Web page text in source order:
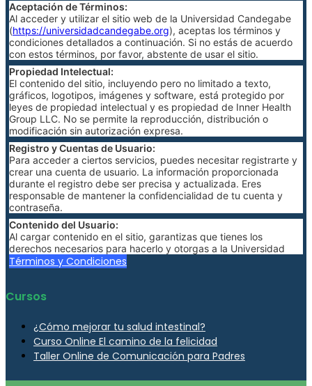
Aceptación de Términos:
Al acceder y utilizar el sitio web de la Universidad Candegabe
(https://universidadcandegabe.org), aceptas los términos y
condiciones detallados a continuación. Si no estás de acuerdo
con estos términos, por favor, abstente de usar el sitio.
Propiedad Intelectual:
El contenido del sitio, incluyendo pero no limitado a texto,
gráficos, logotipos, imágenes y software, está protegido por
leyes de propiedad intelectual y es propiedad de Inner Health
Group LLC. No se permite la reproducción, distribución o
modificación sin autorización expresa.
Registro y Cuentas de Usuario:
Para acceder a ciertos servicios, puedes necesitar registrarte y
crear una cuenta de usuario. La información proporcionada
durante el registro debe ser precisa y actualizada. Eres
responsable de mantener la confidencialidad de tu cuenta y
contraseña.
Contenido del Usuario:
Al cargar contenido en el sitio, garantizas que tienes los
derechos necesarios para hacerlo y otorgas a la Universidad
Candegabe una licencia no exclusiva para usar, reproducir,
modificar y distribuir dicho contenido.
Las tarifas y condiciones de pago para cursos o servicios
realizar un pago, aceptas cumplir con dichas condiciones.
Cancelación y Reembolso:
Las políticas de cancelación y reembolso se especificarán para
cada curso o servicio. Consulta estas políticas antes de realizar
una compra.
Términos y Condiciones
Cursos
¿Cómo mejorar tu salud intestinal?
Curso Online El camino de la felicidad
Taller Online de Comunicación para Padres